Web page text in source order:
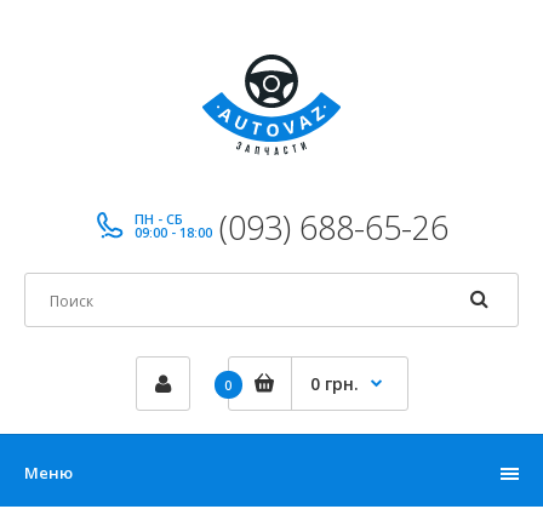
ПН - СБ
09:00 - 18:00 (093) 688-65-26
0 0 грн.
Меню